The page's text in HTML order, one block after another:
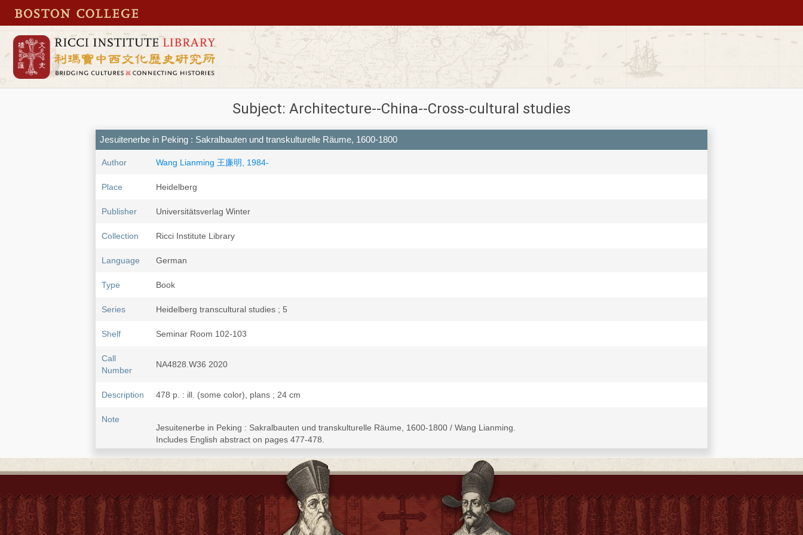
Subject: Architecture--China--Cross-cultural studies
Jesuitenerbe in Peking : Sakralbauten und transkulturelle Räume, 1600-1800
Author Wang Lianming 王廉明, 1984-
Place Heidelberg
Publisher Universitätsverlag Winter
Collection Ricci Institute Library
Language German
Type Book
Series Heidelberg transcultural studies ; 5
Shelf Seminar Room 102-103
Call
Number
NA4828.W36 2020
Description 478 p. : ill. (some color), plans ; 24 cm
Note
Jesuitenerbe in Peking : Sakralbauten und transkulturelle Räume, 1600-1800 / Wang Lianming.
Includes English abstract on pages 477-478.
Originally presented as the author's thesis (doctoral)--Universität Heidelberg, 2014.
Includes bibliographical references (pages 437-465) and indexes.
Umschlag -- Titel -- Impressum -- Inhaltsverzeichnis -- Redaktionelle Hinweise -- Danksagung -- Einleitung -- Kapitel 1: Gründungsmythos und
Glanz der Kaiser: Die historische Grundlage -- Kapitel 2: Jesuitenanlagen als urbane Highlights: Öffentlichkeit und Wirkung -- Kapitel 3: Pekinger
Jesuitenarchitektur aus globaler Perspektive -- Kapitel 4: Vom Kirchenraum zum Palastraum: Transitive Momente einer transkulturellen
Verflechtung -- Kapitel 5: Das transkulturelle Moment des Jesuitengartens: Bedeutungsträger, Wissensort und Schauplatz. Schlussbetrachtung:
Die jesuitischen "Wunderkammer" und die Geburt der Europerie -- Farbtafel -- Abbildungsnachweis -- Abkürzungsverzeichnis --